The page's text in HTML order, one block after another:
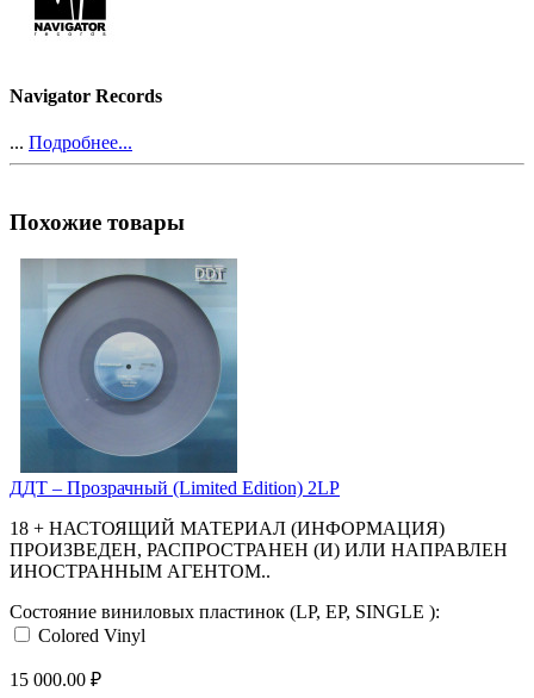
Navigator Records
... Подробнее...
Похожие товары
ДДТ ‎– Прозрачный (Limited Edition) 2LP
18 + НАСТОЯЩИЙ МАТЕРИАЛ (ИНФОРМАЦИЯ)
ПРОИЗВЕДЕН, РАСПРОСТРАНЕН (И) ИЛИ НАПРАВЛЕН
ИНОСТРАННЫМ АГЕНТОМ..
Состояние виниловых пластинок (LP, EP, SINGLE ):
Colored Vinyl
15 000.00 ₽